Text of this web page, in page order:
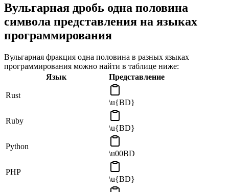
Вульгарная дробь одна половина
символа представления на языках
программирования
Вульгарная фракция одна половина в разных языках
программирования можно найти в таблице ниже:
Язык
Представление
Rust
\u{BD}
Ruby
\u{BD}
Python
\u00BD
PHP
\u{BD}